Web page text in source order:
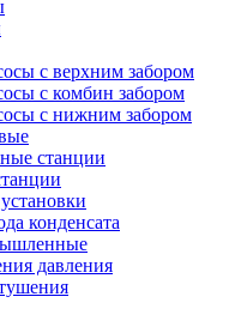
с верхним забором
с комбин забором
с нижним забором
станции
конденсата
давления